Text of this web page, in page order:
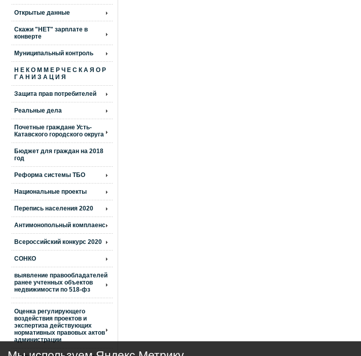
Открытые данные
Скажи "НЕТ" зарплате в
конверте
Муниципальный контроль
Н Е К О М М Е Р Ч Е С К А Я О Р
Г А Н И З А Ц И Я
Защита прав потребителей
Реальные дела
Почетные граждане Усть-
Катавского городского округа
Бюджет для граждан на 2018
год
Реформа системы ТБО
Национальные проекты
Перепись населения 2020
Антимонопольный комплаенс
Всероссийский конкурс 2020
СОНКО
выявление правообладателей
ранее учтенных объектов
недвижимости по 518-фз
Оценка регулирующего
воздействия проектов и
экспертиза действующих
нормативных правовых актов
администрации